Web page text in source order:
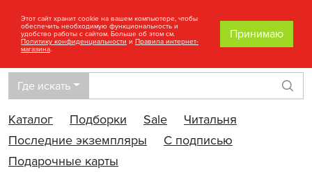
Где искать
Каталог
Подборки Sale
Читальня
Последние экземпляры
С подписью
Подарочные карты
Этот сайт хранит cookie на вашем компьютере, чтобы
обеспечить необходимую функциональность и
удобство работы с сайтом. Больше об этом см.
Политику конфиденциальности и Правила интернет-
магазина.
Принимаю